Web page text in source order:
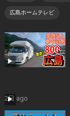
広島ホームテレビ
2日 ago